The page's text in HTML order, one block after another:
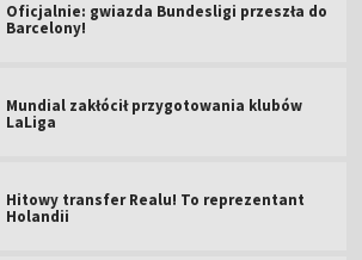
Oficjalnie: gwiazda Bundesligi przeszła do
Barcelony!
Mundial zakłócił przygotowania klubów
LaLiga
Hitowy transfer Realu! To reprezentant
Holandii